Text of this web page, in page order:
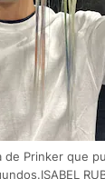
de Prinker que